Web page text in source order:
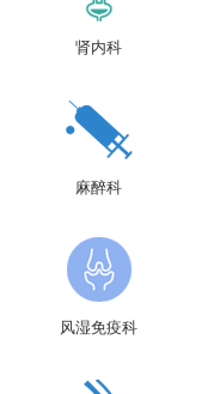
肾内科
麻醉科
风湿免疫科